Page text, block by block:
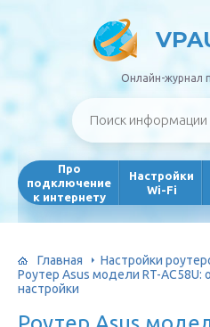
Онлайн-журнал
Про
подключение
к интернету
Настройки
Wi-Fi
Главная Настройки
Роутер Asus модели RT-AC58U:
настройки